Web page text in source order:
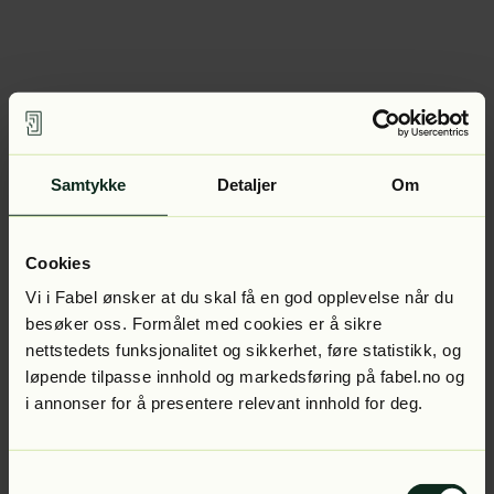
Samtykke Detaljer Om
Cookies
Vi i Fabel ønsker at du skal få en god opplevelse når du
besøker oss. Formålet med cookies er å sikre
nettstedets funksjonalitet og sikkerhet, føre statistikk, og
løpende tilpasse innhold og markedsføring på fabel.no og
i annonser for å presentere relevant innhold for deg.